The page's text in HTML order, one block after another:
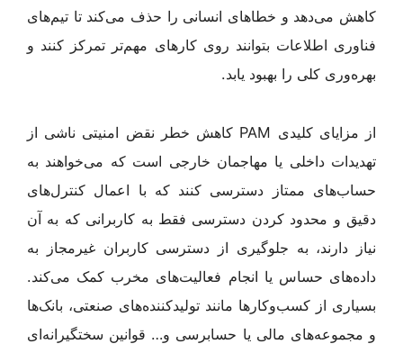
کاهش می‌دهد و خطاهای انسانی را حذف می‌کند تا تیم‌های
فناوری اطلاعات بتوانند روی کارهای مهم‌تر تمرکز کنند و
بهره‌وری کلی را بهبود یابد.
از مزایای کلیدی PAM کاهش خطر نقض امنیتی ناشی از
تهدیدات داخلی یا مهاجمان خارجی است که می‌خواهند به
حساب‌های ممتاز دسترسی کنند که با اعمال کنترل‌های
دقیق و محدود کردن دسترسی فقط به کاربرانی که به آن
نیاز دارند، به جلوگیری از دسترسی کاربران غیرمجاز به
داده‌های حساس یا انجام فعالیت‌های مخرب کمک می‌کند.
بسیاری از کسب‌وکار‌ها مانند تولیدکننده‌های صنعتی، بانک‌ها
و مجموعه‌های مالی یا حسابرسی و… قوانین سختگیرانه‌ای